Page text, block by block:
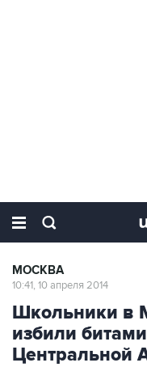
МОСКВА
10:41, 10 апреля 2014
Школьники в
избили
Центральной